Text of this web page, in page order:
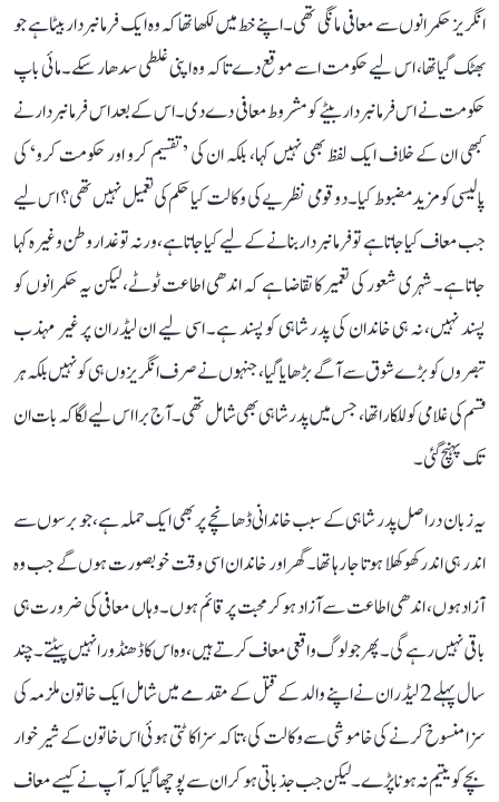
انگریز حکمرانوں سے معافی مانگی تھی۔ اپنے خط میں لکھا تھا کہ وہ ایک فرمانبردار بیٹا ہے جو
بھٹک گیا تھا، اس لیے حکومت اسے موقع دے تاکہ وہ اپنی غلطی سدھار سکے۔ مائی باپ
حکومت نے اس فرمانبردار بیٹے کو مشروط معافی دے دی۔ اس کے بعد اس فرمانبردار نے
کبھی ان کے خلاف ایک لفظ بھی نہیں کہا، بلکہ ان کی ’تقسیم کرو اور حکومت کرو‘ کی
پالیسی کو مزید مضبوط کیا۔ دو قومی نظریے کی وکالت کیا حکم کی تعمیل نہیں تھی؟ اس لیے
جب معاف کیا جاتا ہے تو فرمانبردار بنانے کے لیے کیا جاتا ہے، ورنہ تو غدار وطن وغیرہ کہا
جاتا ہے۔ شہری شعور کی تعمیر کا تقاضا ہے کہ اندھی اطاعت ٹوٹے، لیکن یہ حکمرانوں کو
پسند نہیں، نہ ہی خاندان کی پدر شاہی کو پسند ہے۔ اسی لیے ان لیڈران پر غیر مہذب
تبصروں کو بڑے شوق سے آگے بڑھایا گیا، جنہوں نے صرف انگریزوں ہی کو نہیں بلکہ ہر
قسم کی غلامی کو للکارا تھا، جس میں پدر شاہی بھی شامل تھی۔ آج برا اس لیے لگا کہ بات ان
تک پہنچ گئی۔
یہ زبان دراصل پدر شاہی کے سبب خاندانی ڈھانچے پر بھی ایک حملہ ہے، جو برسوں سے
اندر ہی اندر کھوکھلا ہوتا جا رہا تھا۔ گھر اور خاندان اسی وقت خوبصورت ہوں گے جب وہ
آزاد ہوں، اندھی اطاعت سے آزاد ہو کر محبت پر قائم ہوں۔ وہاں معافی کی ضرورت ہی
باقی نہیں رہے گی۔ پھر جو لوگ واقعی معاف کرتے ہیں، وہ اس کا ڈھنڈورا نہیں پیٹتے۔ چند
سال پہلے 2 لیڈران نے اپنے والد کے قتل کے مقدمے میں شامل ایک خاتون ملزمہ کی
سزا منسوخ کرنے کی خاموشی سے وکالت کی، تاکہ سزا کاٹتی ہوئی اس خاتون کے شیر خوار
بچے کو یتیم نہ ہونا پڑے۔ لیکن جب جذباتی ہو کر ان سے پوچھا گیا کہ آپ نے کیسے معاف